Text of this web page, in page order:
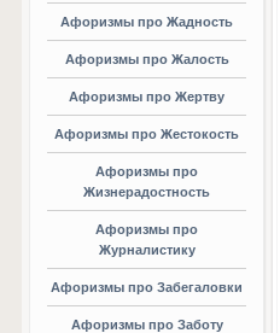
Афоризмы про Жадность
Афоризмы про Жалость
Афоризмы про Жертву
Афоризмы про Жестокость
Афоризмы про
Жизнерадостность
Афоризмы про
Журналистику
Афоризмы про Забегаловки
Афоризмы про Заботу